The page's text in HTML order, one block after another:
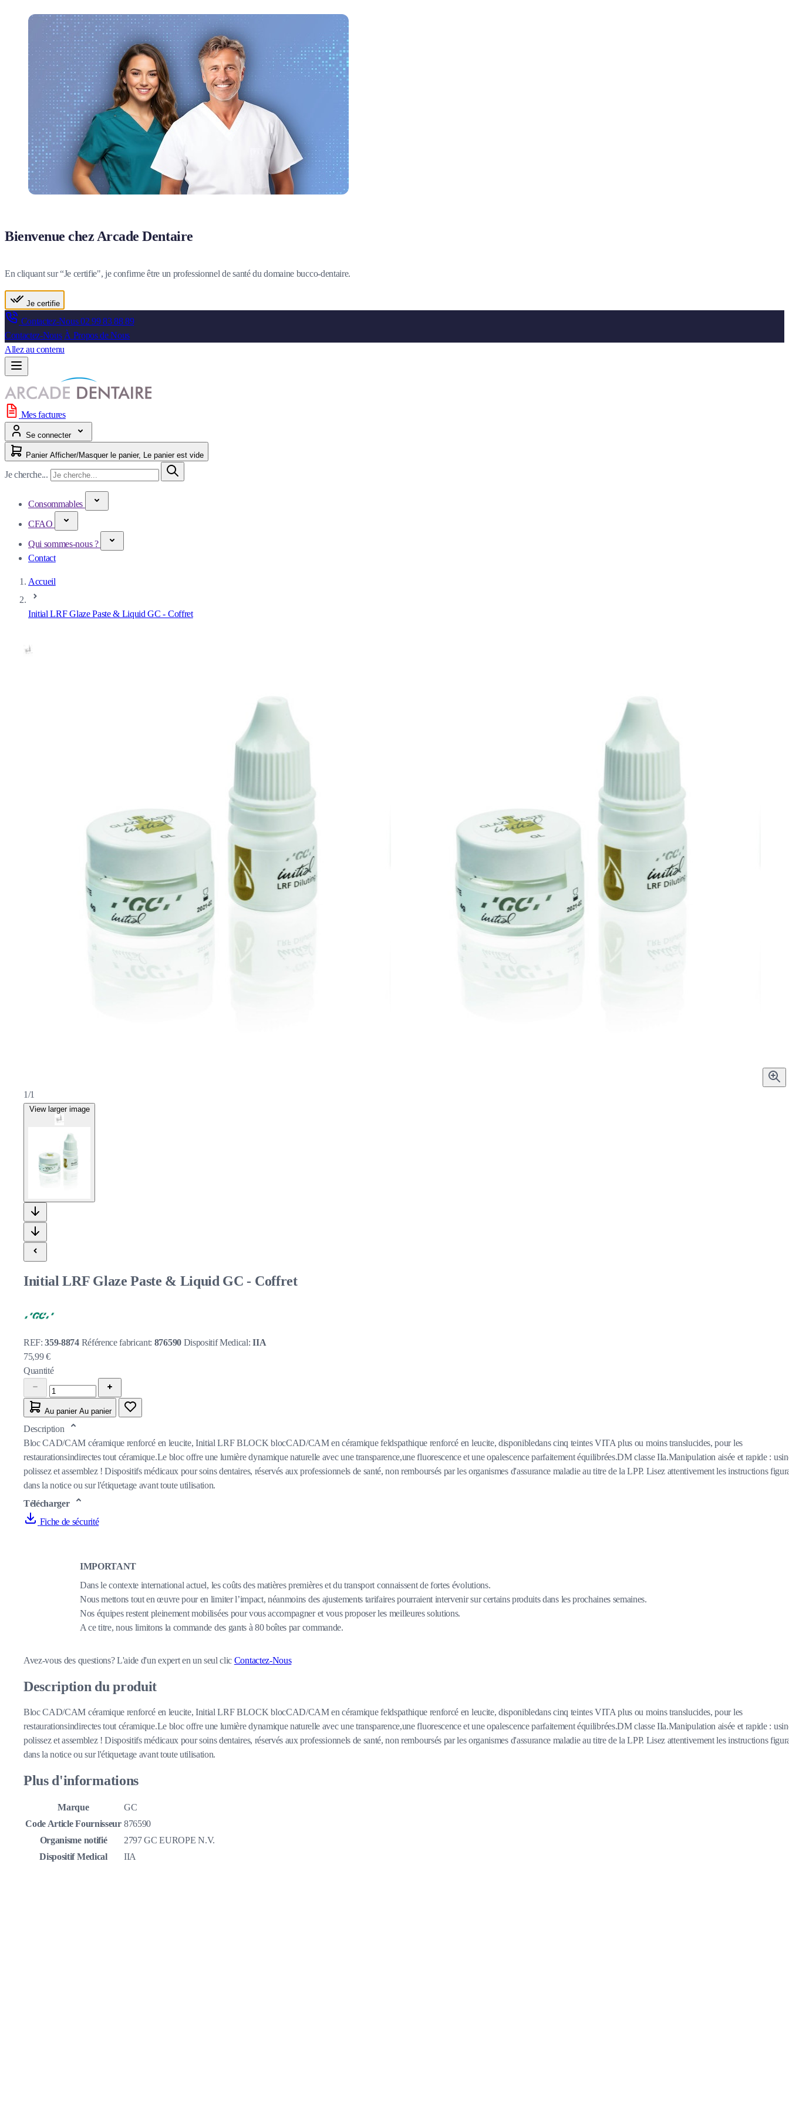
Bienvenue chez Arcade Dentaire
En cliquant sur “Je certifie", je confirme être un professionnel de santé du domaine bucco-dentaire.
Je certifie
Contactez-Nous02 99 83 88 89
Contactez-Nous À Propos de Nous
Allez au contenu
Mes factures
Se connecter
Panier Afficher/Masquer le panier, Le panier est vide
Je cherche...
Consommables
CFAO
Qui sommes-nous ?
Contact
Accueil
Initial LRF Glaze Paste & Liquid GC - Coffret
1/1
View larger image
Initial LRF Glaze Paste & Liquid GC - Coffret
REF:359-8874 Référence fabricant: 876590 Dispositif Medical:IIA
75,99 €
Quantité
Au panier Au panier
Description
Bloc CAD/CAM céramique renforcé en leucite, Initial LRF BLOCK blocCAD/CAM en céramique feldspathique renforcé en leucite, disponibledans cinq teintes VITA plus ou moins translucides, pour les
restaurationsindirectes tout céramique.Le bloc offre une lumière dynamique naturelle avec une transparence,une fluorescence et une opalescence parfaitement équilibrées.DM classe IIa.Manipulation aisée et rapide :
polissez et assemblez ! Dispositifs médicaux pour soins dentaires, réservés aux professionnels de santé, non remboursés par les organismes d'assurance maladie au titre de la LPP. Lisez attentivement les instructions
dans la notice ou sur l'étiquetage avant toute utilisation.
Télécharger
Fiche de sécurité
IMPORTANT
Dans le contexte international actuel, les coûts des matières premières et du transport connaissent de fortes évolutions.
Nous mettons tout en œuvre pour en limiter l’impact, néanmoins des ajustements tarifaires pourraient intervenir sur certains produits dans les prochaines semaines.
Nos équipes restent pleinement mobilisées pour vous accompagner et vous proposer les meilleures solutions.
A ce titre, nous limitons la commande des gants à 80 boîtes par commande.
Avez-vous des questions?L'aide d'un expert en un seul clic Contactez-Nous
Description du produit
Bloc CAD/CAM céramique renforcé en leucite, Initial LRF BLOCK blocCAD/CAM en céramique feldspathique renforcé en leucite, disponibledans cinq teintes VITA plus ou moins translucides, pour les
restaurationsindirectes tout céramique.Le bloc offre une lumière dynamique naturelle avec une transparence,une fluorescence et une opalescence parfaitement équilibrées.DM classe IIa.Manipulation aisée et rapide :
polissez et assemblez ! Dispositifs médicaux pour soins dentaires, réservés aux professionnels de santé, non remboursés par les organismes d'assurance maladie au titre de la LPP. Lisez attentivement les instructions
dans la notice ou sur l'étiquetage avant toute utilisation.
Plus d'informations
Marque
GC
Code Article Fournisseur 876590
Organisme notifié
2797 GC EUROPE N.V.
Dispositif Medical
IIA